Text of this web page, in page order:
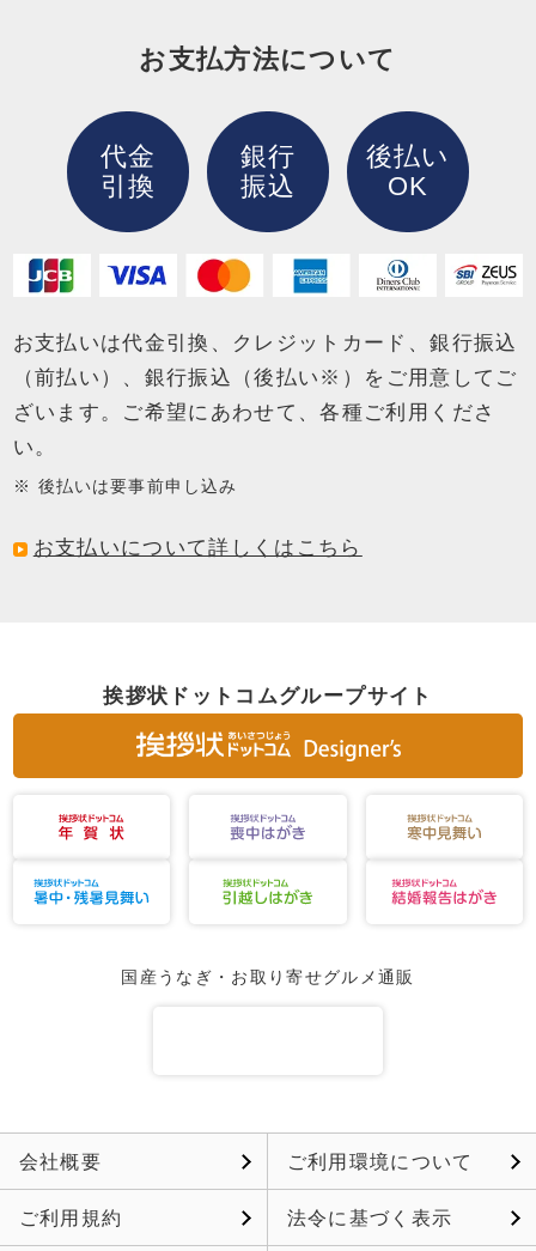
お支払方法について
お支払いは代金引換、クレジットカード、銀行振込
（前払い）、銀行振込（後払い※）を ご用意してご
ざいます。ご希望にあわせて、各種ご利用くださ
い。
後払いは要事前申し込み
お支払いについて詳しくはこちら
代金
引換
銀行
振込
後払い
OK
挨拶状ドットコムグループサイト
国産うなぎ・お取り寄せグルメ通販
会社概要 ご利用環境について
ご利用規約 法令に基づく表示